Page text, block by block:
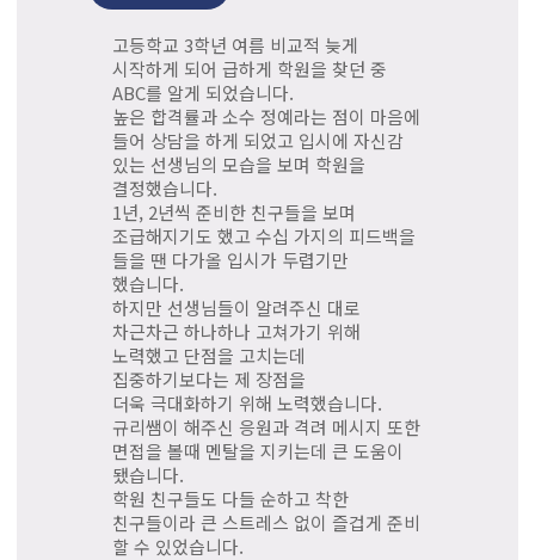
고등학교 3학년 여름 비교적 늦게
시작하게 되어 급하게 학원을 찾던 중
ABC를 알게 되었습니다.
높은 합격률과 소수 정예라는 점이 마음에
들어 상담을 하게 되었고 입시에 자신감
있는 선생님의 모습을 보며 학원을
결정했습니다.
1년, 2년씩 준비한 친구들을 보며
조급해지기도 했고 수십 가지의 피드백을
들을 땐 다가올 입시가 두렵기만
했습니다.
하지만 선생님들이 알려주신 대로
차근차근 하나하나 고쳐가기 위해
노력했고 단점을 고치는데
집중하기보다는 제 장점을
더욱 극대화하기 위해 노력했습니다.
규리쌤이 해주신 응원과 격려 메시지 또한
면접을 볼때 멘탈을 지키는데 큰 도움이
됐습니다.
학원 친구들도 다들 순하고 착한
친구들이라 큰 스트레스 없이 즐겁게 준비
할 수 있었습니다.